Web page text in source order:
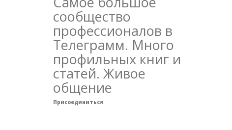
сообщество
профессионалов в
Телеграмм. Много
профильных книг и
статей. Живое
общение
Присоединиться